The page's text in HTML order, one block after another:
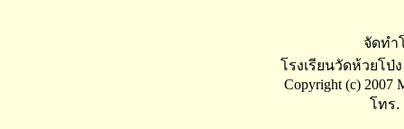
จัดทำ
โรงเรียนวัดห้วยโ
Copyright (c) 2007
โทร.